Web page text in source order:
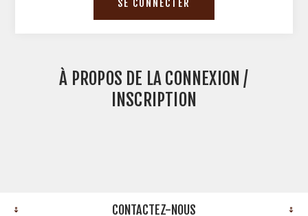
À PROPOS DE LA CONNEXION /
INSCRIPTION
CONTACTEZ-NOUS